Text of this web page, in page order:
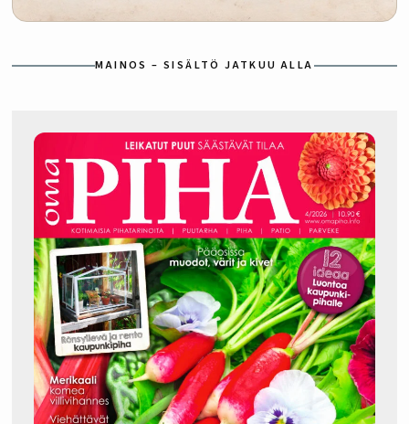
MAINOS – SISÄLTÖ JATKUU ALLA